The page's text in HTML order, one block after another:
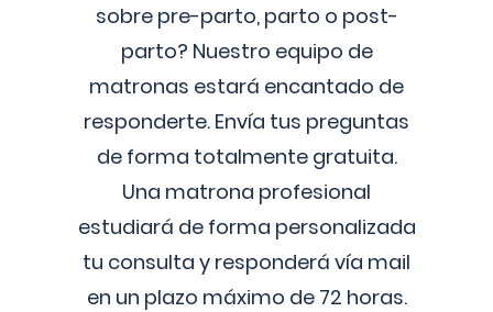
sobre pre-parto, parto o post-
parto? Nuestro equipo de
matronas estará encantado de
responderte. Envía tus preguntas
de forma totalmente gratuita.
Una matrona profesional
estudiará de forma personalizada
tu consulta y responderá vía mail
en un plazo máximo de 72 horas.